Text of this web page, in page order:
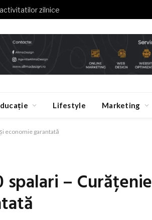
zilnice
Lifestyle Marketing
economie garantată
spalari – Curățenie